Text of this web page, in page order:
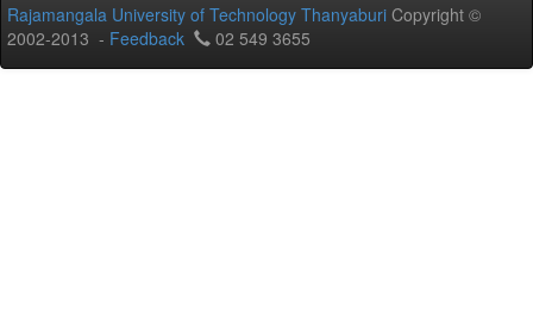
Rajamangala University of Technology Thanyaburi Copyright ©
2002-2013 - Feedback 02 549 3655